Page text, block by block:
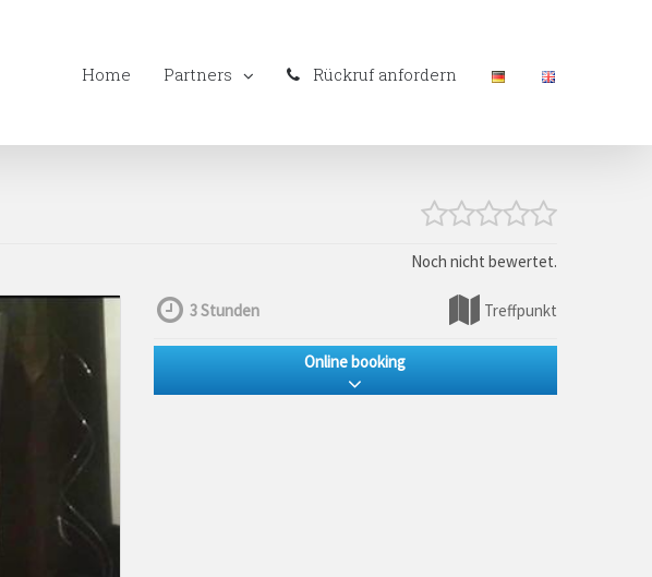
Home Partners Rückruf anfordern
Noch nicht bewertet.
3 Stunden Treffpunkt
Online booking